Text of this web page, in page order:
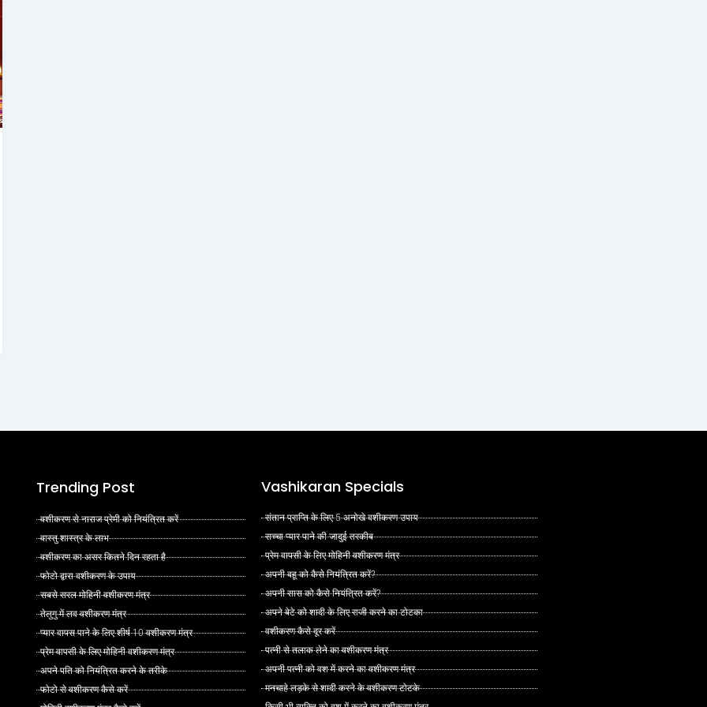
Trending Post
वशीकरण से नाराज प्रेमी को नियंत्रित करें
वास्तु शास्त्र के लाभ
वशीकरण का असर कितने दिन रहता है
फोटो द्वारा वशीकरण के उपाय
सबसे सरल मोहिनी वशीकरण मंत्र
तेलुगु में लव वशीकरण मंत्र
प्यार वापस पाने के लिए शीर्ष 10 वशीकरण मंत्र
प्रेम वापसी के लिए मोहिनी वशीकरण मंत्र
अपने पति को नियंत्रित करने के तरीके
फोटो से वशीकरण कैसे करें
Vashikaran Specials
संतान प्राप्ति के लिए 5 अनोखे वशीकरण उपाय
सच्चा प्यार पाने की जादुई तरकीब
प्रेम वापसी के लिए मोहिनी वशीकरण मंत्र
अपनी बहू को कैसे नियंत्रित करें?
अपनी सास को कैसे नियंत्रित करें?
अपने बेटे को शादी के लिए राजी करने का टोटका
वशीकरण कैसे दूर करें
पत्नी से तलाक लेने का वशीकरण मंत्र
अपनी पत्नी को वश में करने का वशीकरण मंत्र
मनचाहे लड़के से शादी करने के वशीकरण टोटके